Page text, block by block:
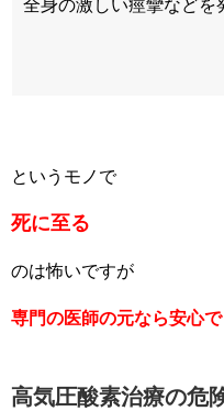
全身の激しい痙攣などを
というモノで
死に至る
のは怖いですが
専門の医師の元なら安心で
高気圧酸素治療の危